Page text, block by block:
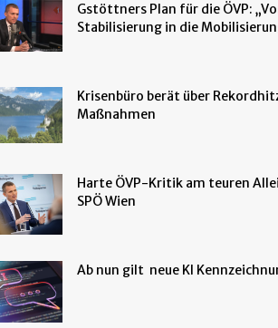
Gstöttners Plan für die ÖVP:
Stabilisierung in die
Krisenbüro berät über
Maßnahmen
Harte ÖVP-Kritik am teuren
SPÖ Wien
Ab nun gilt neue KI